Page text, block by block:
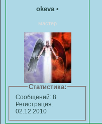
okeva •
мастер
Статистика:
Сообщений: 8
Регистрация:
02.12.2010